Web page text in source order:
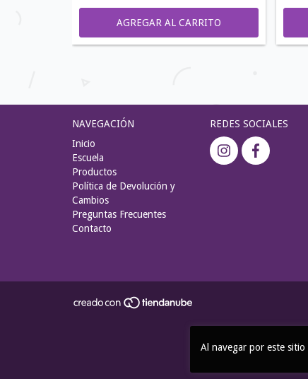
Al navegar por este sitio
AGREGAR AL CARRITO
NAVEGACIÓN
Inicio
Escuela
Productos
Política de Devolución y
Cambios
Preguntas Frecuentes
Contacto
REDES SOCIALES